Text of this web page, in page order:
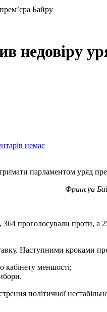
Байру
недовіру
немає
парламентом уряд
Франсуа
проголосували проти,
Наступними кроками
кабінету меншості;
політичної